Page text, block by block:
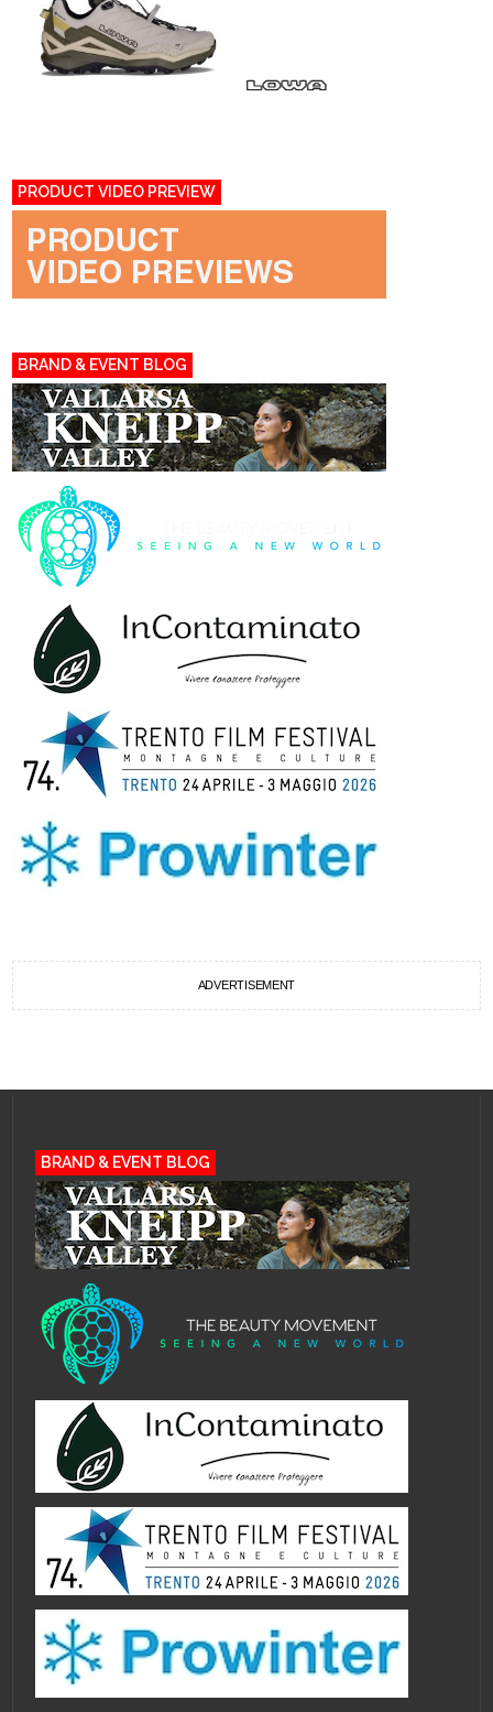
PRODUCT VIDEO PREVIEW
BRAND & EVENT BLOG
ADVERTISEMENT
BRAND & EVENT BLOG